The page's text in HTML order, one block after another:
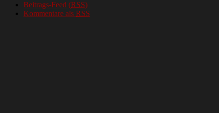
Beitrags-Feed (RSS)
Kommentare als RSS